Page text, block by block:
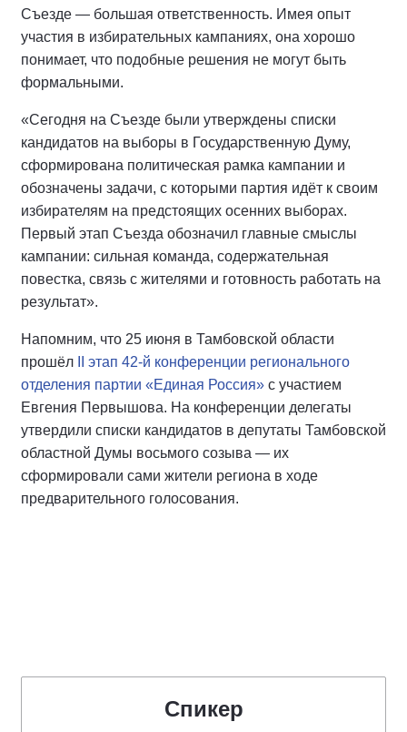
Съезде — большая ответственность. Имея опыт
участия в избирательных кампаниях, она хорошо
понимает, что подобные решения не могут быть
формальными.
«Сегодня на Съезде были утверждены списки
кандидатов на выборы в Государственную Думу,
сформирована политическая рамка кампании и
обозначены задачи, с которыми партия идёт к своим
избирателям на предстоящих осенних выборах.
Первый этап Съезда обозначил главные смыслы
кампании: сильная команда, содержательная
повестка, связь с жителями и готовность работать на
результат».
Напомним, что 25 июня в Тамбовской области
прошёл
II этап 42-й конференции регионального
отделения партии «Единая Россия» с участием
Евгения Первышова. На конференции делегаты
утвердили списки кандидатов в депутаты Тамбовской
областной Думы восьмого созыва — их
сформировали сами жители региона в ходе
предварительного голосования.
Спикер